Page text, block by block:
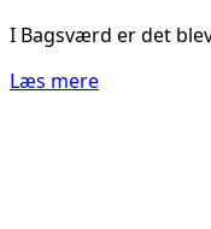
I Bagsværd er det
Læs mere